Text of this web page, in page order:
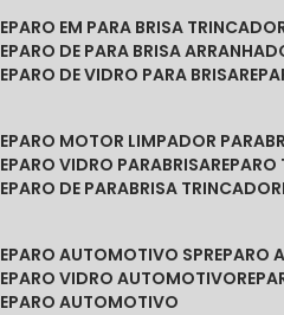
REPARO EM PARA BRISA TRINCADO
REPARO DE PARA BRISA
REPARO DE VIDRO PARA BRISA
REPARO MOTOR LIMPADOR
REPARO VIDRO PARABRISA
REPARO DE PARABRISA TRINCADO
REPARO AUTOMOTIVO SP
REPARO VIDRO AUTOMOTIVO
REPARO AUTOMOTIVO